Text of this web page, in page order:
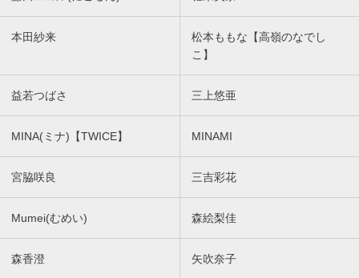
本田紗来
松本ももな【高嶺のなでし
こ】
益若つばさ 三上悠亜
MINA(ミナ)【TWICE】 MINAMI
宮脇咲良 三吉彩花
Mumei(むめい) 森絵梨佳
森香澄 矢吹奈子